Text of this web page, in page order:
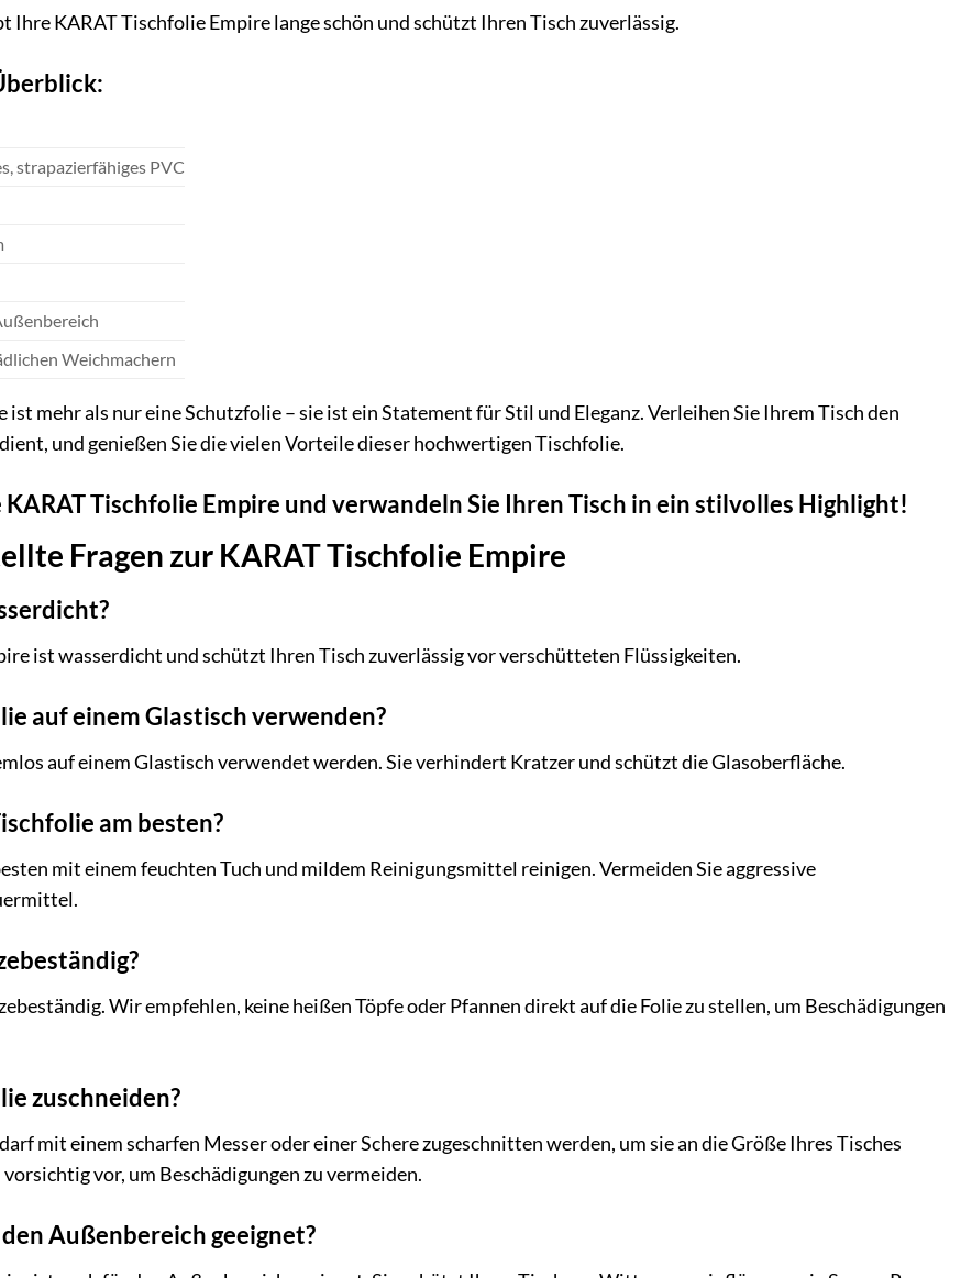
KARAT Tischfolie Empire lange schön und schützt Ihren Tisch zuverlässig.
strapazierfähiges PVC
Weichmachern
mehr als nur eine Schutzfolie – sie ist ein Statement für Stil und Eleganz. Verleihen Sie Ihrem Tisch den
und genießen Sie die vielen Vorteile dieser hochwertigen Tischfolie.
Tischfolie Empire und verwandeln Sie Ihren Tisch in ein stilvolles Highlight!
Fragen zur KARAT Tischfolie Empire
ist wasserdicht und schützt Ihren Tisch zuverlässig vor verschütteten Flüssigkeiten.
auf einem Glastisch verwenden?
auf einem Glastisch verwendet werden. Sie verhindert Kratzer und schützt die Glasoberfläche.
am besten?
mit einem feuchten Tuch und mildem Reinigungsmittel reinigen. Vermeiden Sie aggressive
Wir empfehlen, keine heißen Töpfe oder Pfannen direkt auf die Folie zu stellen, um Beschädigungen
zuschneiden?
mit einem scharfen Messer oder einer Schere zugeschnitten werden, um sie an die Größe Ihres Tisches
vorsichtig vor, um Beschädigungen zu vermeiden.
Außenbereich geeignet?